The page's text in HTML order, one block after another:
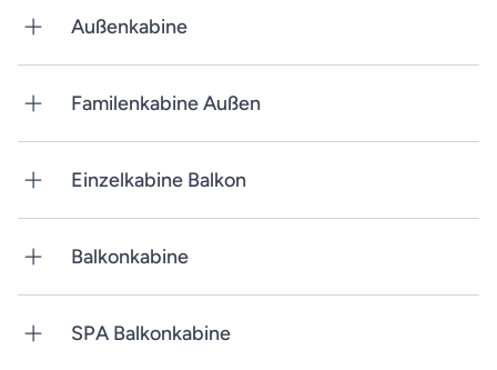
Außenkabine
Familenkabine Außen
Einzelkabine Balkon
Balkonkabine
SPA Balkonkabine